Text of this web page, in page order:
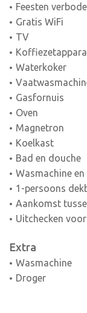
Feesten
Gratis WiFi
TV
Waterkoker
Gasfornuis
Oven
Magnetron
Koelkast
Bad en douche
Wasmachine
1-persoons
Aankomst
Uitchecken
Extra
Wasmachine
Droger